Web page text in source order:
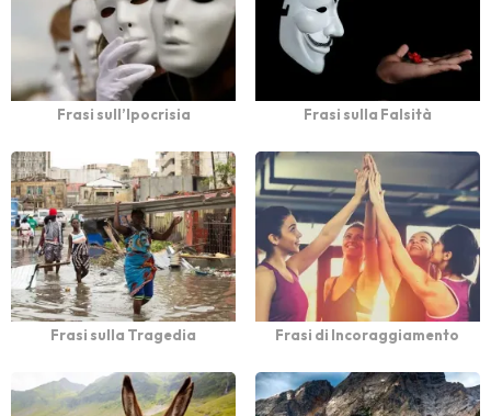
Frasi sull’Ipocrisia Frasi sulla Falsità
Frasi sulla Tragedia Frasi di Incoraggiamento